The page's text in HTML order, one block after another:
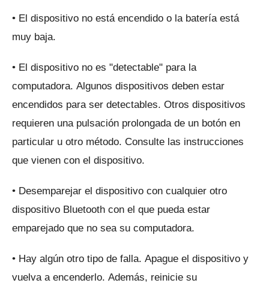
• El dispositivo no está encendido o la batería está
muy baja.
• El dispositivo no es "detectable" para la
computadora. Algunos dispositivos deben estar
encendidos para ser detectables. Otros dispositivos
requieren una pulsación prolongada de un botón en
particular u otro método. Consulte las instrucciones
que vienen con el dispositivo.
• Desemparejar el dispositivo con cualquier otro
dispositivo Bluetooth con el que pueda estar
emparejado que no sea su computadora.
• Hay algún otro tipo de falla. Apague el dispositivo y
vuelva a encenderlo. Además, reinicie su